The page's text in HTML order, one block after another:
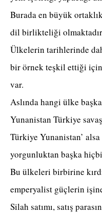
Burada en büyük
dil birlikteliği
Ülkelerin tarihlerinde
bir örnek teşkil ettiği
var.
Aslında hangi ülke
Yunanistan Türkiye
Türkiye Yunanistan’
yorgunluktan başka
Bu ülkeleri birbirine
emperyalist güçlerin
Silah satımı, satış